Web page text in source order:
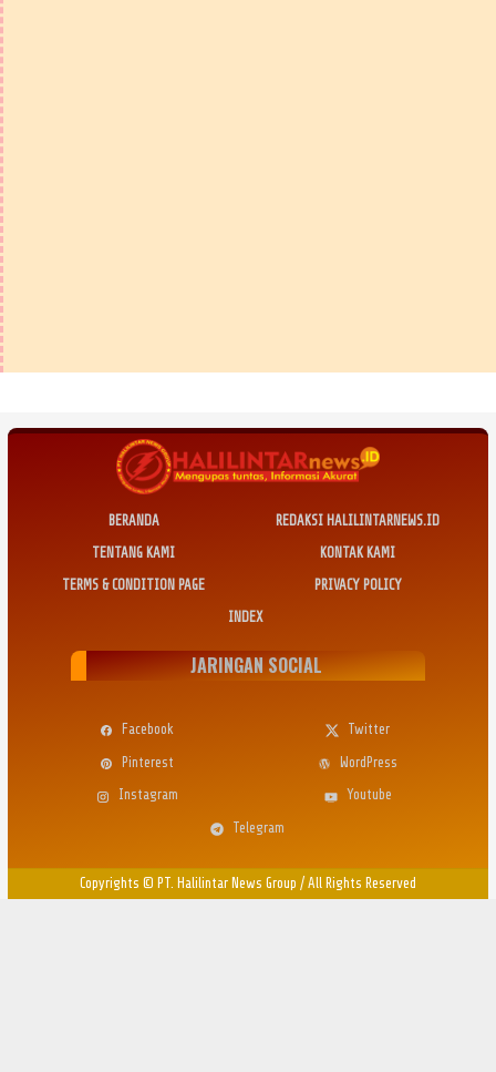
BERANDA
REDAKSI HALILINTARNEWS.ID
TENTANG KAMI
KONTAK KAMI
TERMS & CONDITION PAGE
PRIVACY POLICY
INDEX
JARINGAN SOCIAL
Facebook
Twitter
Pinterest
WordPress
Instagram
Youtube
Telegram
Copyrights © PT. Halilintar News Group / All Rights Reserved